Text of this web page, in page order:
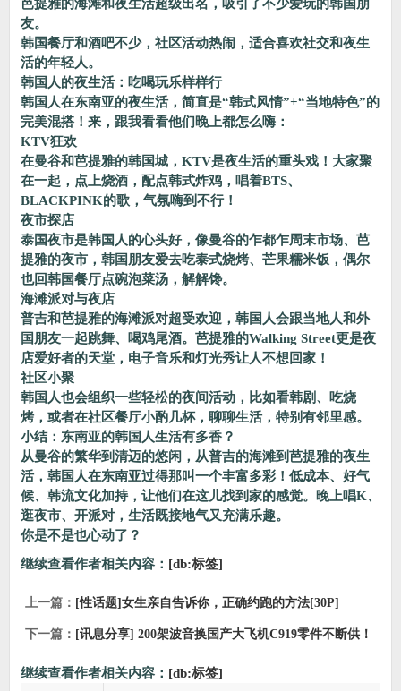
芭提雅的海滩和夜生活超级出名，吸引了不少爱玩的韩国朋
友。
韩国餐厅和酒吧不少，社区活动热闹，适合喜欢社交和夜生
活的年轻人。
韩国人的夜生活：吃喝玩乐样样行
韩国人在东南亚的夜生活，简直是“韩式风情”+“当地特色”的
完美混搭！来，跟我看看他们晚上都怎么嗨：
KTV狂欢
在曼谷和芭提雅的韩国城，KTV是夜生活的重头戏！大家聚
在一起，点上烧酒，配点韩式炸鸡，唱着BTS、
BLACKPINK的歌，气氛嗨到不行！
夜市探店
泰国夜市是韩国人的心头好，像曼谷的乍都乍周末市场、芭
提雅的夜市，韩国朋友爱去吃泰式烧烤、芒果糯米饭，偶尔
也回韩国餐厅点碗泡菜汤，解解馋。
海滩派对与夜店
普吉和芭提雅的海滩派对超受欢迎，韩国人会跟当地人和外
国朋友一起跳舞、喝鸡尾酒。芭提雅的Walking Street更是夜
店爱好者的天堂，电子音乐和灯光秀让人不想回家！
社区小聚
韩国人也会组织一些轻松的夜间活动，比如看韩剧、吃烧
烤，或者在社区餐厅小酌几杯，聊聊生活，特别有邻里感。
小结：东南亚的韩国人生活有多香？
从曼谷的繁华到清迈的悠闲，从普吉的海滩到芭提雅的夜生
活，韩国人在东南亚过得那叫一个丰富多彩！低成本、好气
候、韩流文化加持，让他们在这儿找到家的感觉。晚上唱K、
逛夜市、开派对，生活既接地气又充满乐趣。
你是不是也心动了？
继续查看作者相关内容： [db:标签]
上一篇： [性话题]女生亲自告诉你，正确约跑的方法[30P]
下一篇： [讯息分享] 200架波音换国产大飞机C919零件不断供！
继续查看作者相关内容： [db:标签]